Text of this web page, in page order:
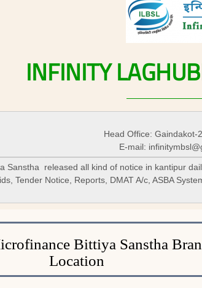
INFINITY
Head Office: Gaindakot-
E-mail:
Sanstha released all kind of notice in kantipur
Tender Notice, Reports, DMAT A/c, ASBA
Bittiya Sanstha
Location